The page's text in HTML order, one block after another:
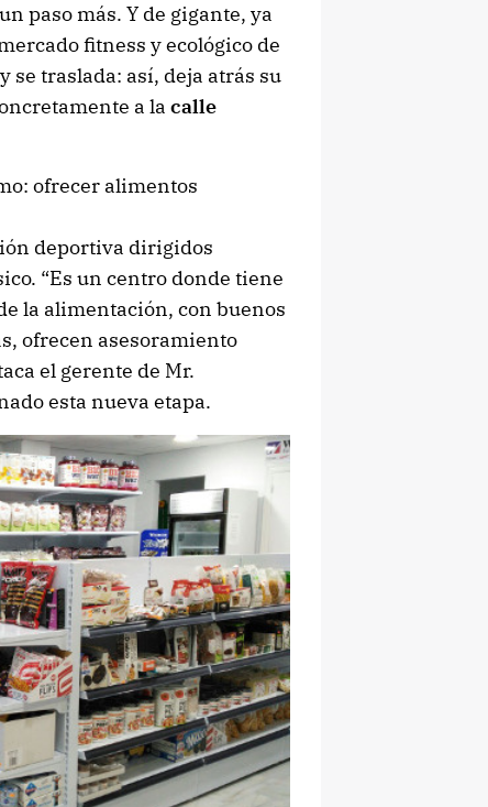
paso más. Y de gigante, ya
fitness y ecológico de
se traslada: así, deja atrás su
a la calle
ofrecer alimentos
deportiva dirigidos
“Es un centro donde tiene
la alimentación, con buenos
ofrecen asesoramiento
el gerente de Mr.
esta nueva etapa.